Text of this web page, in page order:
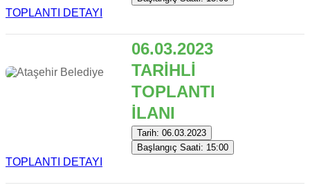
TOPLANTI DETAYI
06.03.2023
TARİHLİ
TOPLANTI
İLANI
Tarih: 06.03.2023
Başlangıç Saati: 15:00
TOPLANTI DETAYI